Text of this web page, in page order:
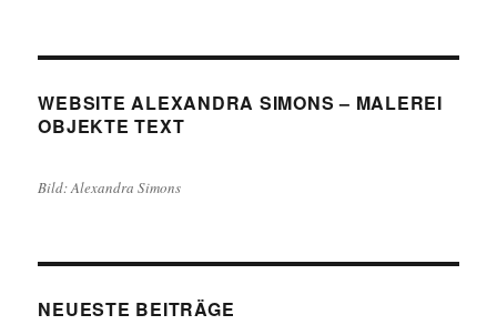
WEBSITE ALEXANDRA SIMONS – MALEREI
OBJEKTE TEXT
Bild: Alexandra Simons
NEUESTE BEITRÄGE